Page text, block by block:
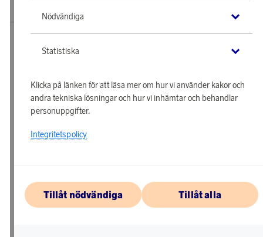
Nödvändiga
Statistiska
Klicka på länken för att läsa mer om hur vi använder kakor och
andra tekniska lösningar och hur vi inhämtar och behandlar
personuppgifter.
Integritetspolicy
Tillåt nödvändiga Tillåt alla